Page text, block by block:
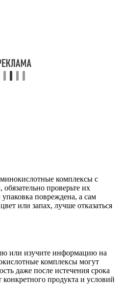
комплексы с
проверьте их
повреждена, а сам
или запах, лучше отказаться
или изучите информацию на
комплексы могут
даже после истечения срока
конкретного продукта и условий